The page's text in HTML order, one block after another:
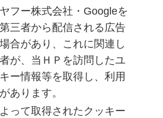
フー株式会社・Googleを
三者から配信される広告
合があり、これに関連し
が、当ＨＰを訪問したユ
ー情報等を取得し、利用
あります。
って取得されたクッキー